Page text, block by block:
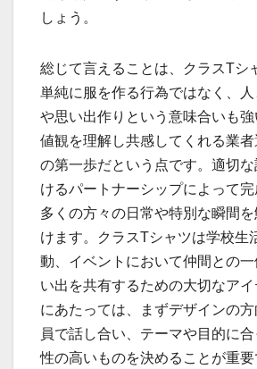
しょう。
総じて言えることは、クラスTシ
単純に服を作る行為ではなく、人
や思い出作りという意味合いも
値観を理解し共感してくれる業
の第一歩だという点です。適切
けるパートナーシップによって完
多くの方々の日常や特別な瞬間
けます。クラスTシャツは学校生
動、イベントにおいて仲間との
い出を共有するための大切なア
にあたっては、まずデザインの
員で話し合い、テーマや目的に
性の高いものを決めることが重